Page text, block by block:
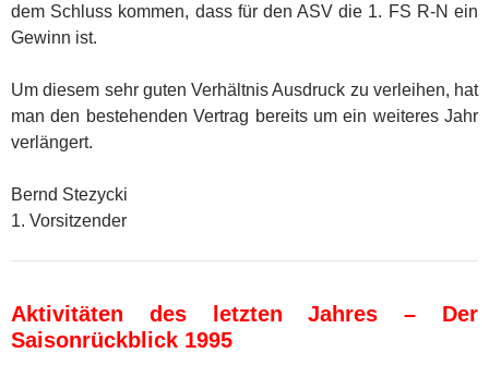
dem Schluss kommen, dass für den ASV die 1. FS R-N ein
Gewinn ist.
Um diesem sehr guten Verhältnis Ausdruck zu verleihen, hat
man den bestehenden Vertrag bereits um ein weiteres Jahr
verlängert.
Bernd Stezycki
1. Vorsitzender
Aktivitäten des letzten Jahres – Der
Saisonrückblick 1995